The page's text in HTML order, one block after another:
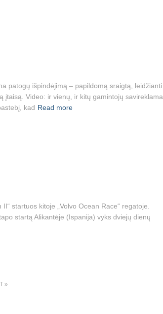
patogų išpindėjimą – papildomą sraigtą, leidžianti
įtaisą. Video: ir vienų, ir kitų gamintojų savireklama
kad Read more
startuos kitoje „Volvo Ocean Race“ regatoje.
startą Alikantėje (Ispanija) vyks dviejų dienų